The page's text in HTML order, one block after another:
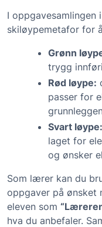
I oppgavesamlingen
skiløypemetafor for
Grønn
trygg
Rød løype:
passer for
Svart løype:
laget for
og ønsker
Som lærer kan du
oppgaver på ønsket
eleven som
hva du anbefaler.